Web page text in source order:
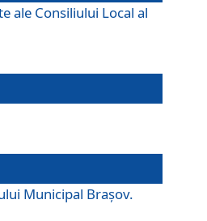
ale Consiliului Local al
Municipal Braşov.